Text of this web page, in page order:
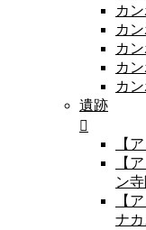
カ
カ
カ
カ
カ
遺跡
【
【
ン
【
ナ